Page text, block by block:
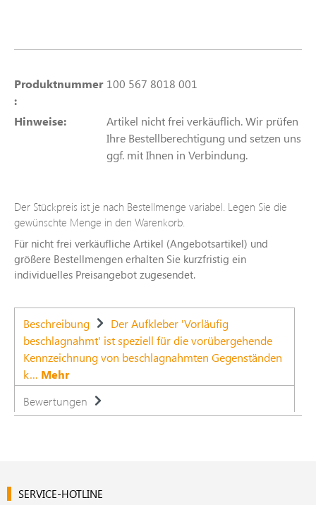
Produktnummer
:
100 567 8018 001
Hinweise:
Artikel nicht frei verkäuflich. Wir prüfen
Ihre Bestellberechtigung und setzen uns
ggf. mit Ihnen in Verbindung.
Der Stückpreis ist je nach Bestellmenge variabel. Legen Sie die
gewünschte Menge in den Warenkorb.
Für nicht frei verkäufliche Artikel (Angebotsartikel) und
größere Bestellmengen erhalten Sie kurzfristig ein
individuelles Preisangebot zugesendet.
Beschreibung
Der Aufkleber 'Vorläufig
beschlagnahmt' ist speziell für die vorübergehende
Kennzeichnung von beschlagnahmten Gegenständen
k… Mehr
Bewertungen
SERVICE-HOTLINE